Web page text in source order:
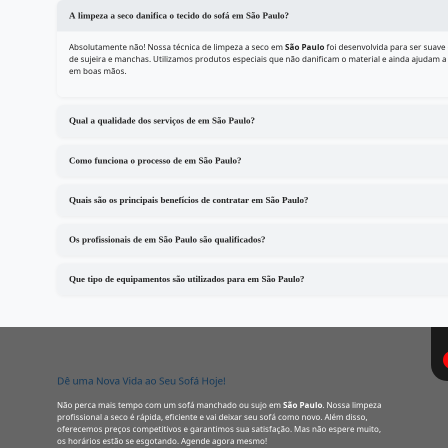
A limpeza a seco danifica o tecido do sofá em São Paulo?
Absolutamente não! Nossa técnica de limpeza a seco em São Paulofoi desenvolvida para ser
de sujeira e manchas. Utilizamos produtos especiais que não danificam o material e ainda ajudam
em boas mãos.
Qual a qualidade dos serviços de em São Paulo?
Como funciona o processo de em São Paulo?
Quais são os principais benefícios de contratar em São Paulo?
Os profissionais de em São Paulo são qualificados?
Que tipo de equipamentos são utilizados para em São Paulo?
Dê uma Nova Vida ao Seu Sofá Hoje!
Não perca mais tempo com um sofá manchado ou sujo em São Paulo. Nossa limpeza
profissional a seco é rápida, eficiente e vai deixar seu sofá como novo. Além disso,
oferecemos preços competitivos e garantimos sua satisfação. Mas não espere muito,
os horários estão se esgotando. Agende agora mesmo!